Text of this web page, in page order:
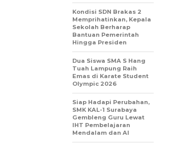
Kondisi SDN Brakas 2
Memprihatinkan, Kepala
Sekolah Berharap
Bantuan Pemerintah
Hingga Presiden
Dua Siswa SMA S Hang
Tuah Lampung Raih
Emas di Karate Student
Olympic 2026
Siap Hadapi Perubahan,
SMK KAL-1 Surabaya
Gembleng Guru Lewat
IHT Pembelajaran
Mendalam dan AI